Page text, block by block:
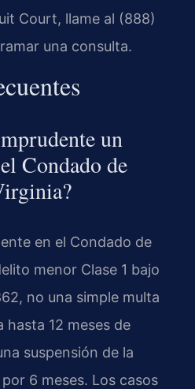
Court, llame al (888)
una consulta.
un
Condado de
en el Condado de
menor Clase 1 bajo
no una simple multa
hasta 12 meses de
suspensión de la
6 meses. Los casos